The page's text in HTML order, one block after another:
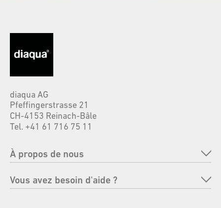
diaqua AG
Pfeffingerstrasse 21
CH-4153 Reinach-Bâle
Tel. +41 61 716 75 11
À propos de nous
Entreprise
Vous avez besoin d'aide ?